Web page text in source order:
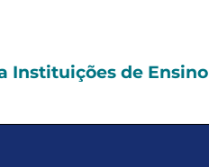
Instituições de Ensino